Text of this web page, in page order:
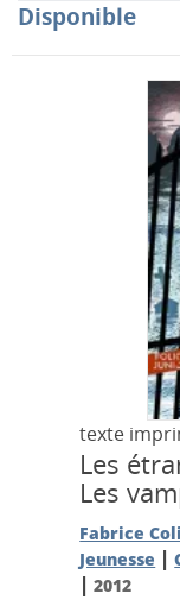
Disponible
texte
Les
Les
Fabrice
Jeunesse |
|2012